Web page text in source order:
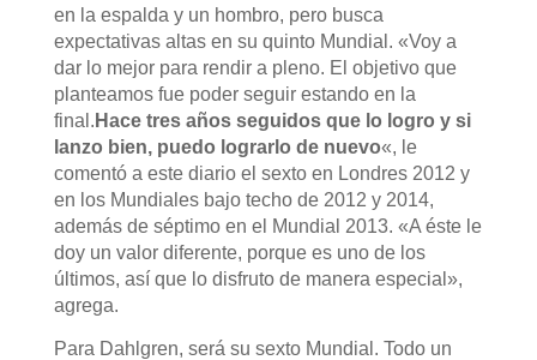
en la espalda y un hombro, pero busca
expectativas altas en su quinto Mundial. «Voy a
dar lo mejor para rendir a pleno. El objetivo que
planteamos fue poder seguir estando en la
final. Hace tres años seguidos que lo logro y si
lanzo bien, puedo lograrlo de nuevo«, le
comentó a este diario el sexto en Londres 2012 y
en los Mundiales bajo techo de 2012 y 2014,
además de séptimo en el Mundial 2013. «A éste le
doy un valor diferente, porque es uno de los
últimos, así que lo disfruto de manera especial»,
agrega.
Para Dahlgren, será su sexto Mundial. Todo un